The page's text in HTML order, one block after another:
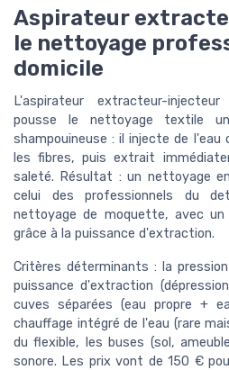
Aspirateur
le nettoyage
domicile
L'aspirateur extracteur-
pousse le nettoyage textile
shampouineuse : il injecte de l'eau
les fibres, puis extrait
saleté. Résultat : un nettoyage
celui des professionnels du
nettoyage de moquette, avec
grâce à la puissance d'extraction.
Critères déterminants : la
puissance d'extraction
cuves séparées (eau propre +
chauffage intégré de l'eau (rare
du flexible, les buses (sol,
sonore. Les prix vont de 150 €